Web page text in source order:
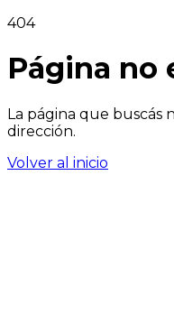
404
Página no
La página que buscás
dirección.
Volver al inicio